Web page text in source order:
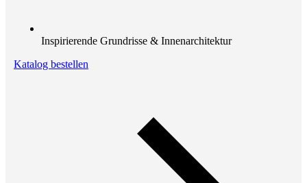
Inspirierende Grundrisse & Innenarchitektur
Katalog bestellen